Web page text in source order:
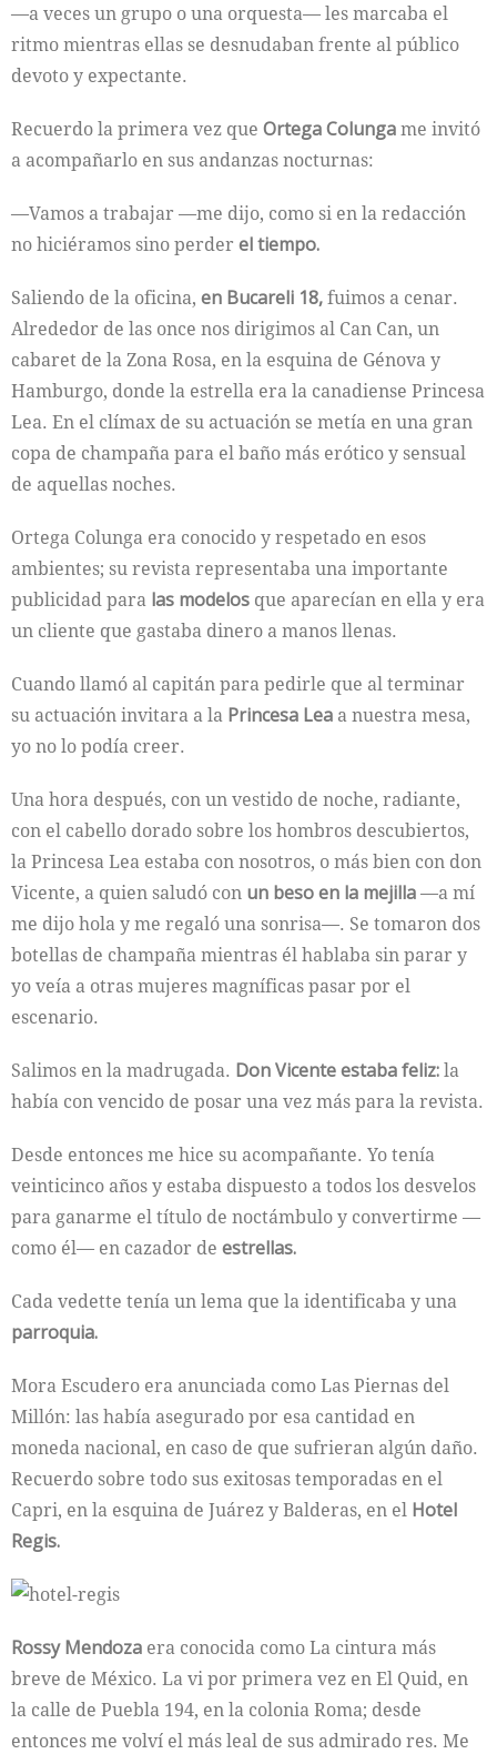
—a veces un grupo o una orquesta— les marcaba el
ritmo mientras ellas se desnudaban frente al público
devoto y expectante.
Recuerdo la primera vez que Ortega Colungame invitó
a acompañarlo en sus andanzas nocturnas:
—Vamos a trabajar —me dijo, como si en la redacción
no hiciéramos sino perder el tiempo.
Saliendo de la oficina, en Bucareli 18,fuimos a cenar.
Alrededor de las once nos dirigimos al Can Can, un
cabaret de la Zona Rosa, en la esquina de Génova y
Hamburgo, donde la estrella era la canadiense Princesa
Lea. En el clímax de su actuación se metía en una gran
copa de champaña para el baño más erótico y sensual
de aquellas noches.
Ortega Colunga era conocido y respetado en esos
ambientes; su revista representaba una importante
publicidad para las modelos que aparecían en ella y era
un cliente que gastaba dinero a manos llenas.
Cuando llamó al capitán para pedirle que al terminar
su actuación invitara a la Princesa Lea a nuestra mesa,
yo no lo podía creer.
Una hora después, con un vestido de noche, radiante,
con el cabello dorado sobre los hombros descubiertos,
la Princesa Lea estaba con nosotros, o más bien con don
Vicente, a quien saludó con un beso en la mejilla—a mí
me dijo hola y me regaló una sonrisa—. Se tomaron dos
botellas de champaña mientras él hablaba sin parar y
yo veía a otras mujeres magníficas pasar por el
escenario.
Salimos en la madrugada. Don Vicente estaba feliz:la
había con­ vencido de posar una vez más para la revista.
Desde entonces me hice su acompañante. Yo tenía
veinticinco años y estaba dispuesto a todos los desvelos
para ganarme el título de noctámbulo y convertirme —
como él— en cazador de estrellas.
Cada vedette tenía un lema que la identificaba y una
parroquia.
Mora Escudero era anunciada como Las Piernas del
Millón: las había asegurado por esa cantidad en
moneda nacional, en caso de que sufrieran algún daño.
Recuerdo sobre todo sus exitosas temporadas en el
Capri, en la esquina de Juárez y Balderas, en el Hotel
Regis.
Rossy Mendoza era conocida como La cintura más
breve de México. La vi por primera vez en El Quid, en
la calle de Puebla 194, en la colonia Roma; desde
entonces me volví el más leal de sus admirado­ res. Me